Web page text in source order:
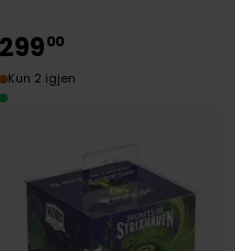
29900
Kun 2 igjen